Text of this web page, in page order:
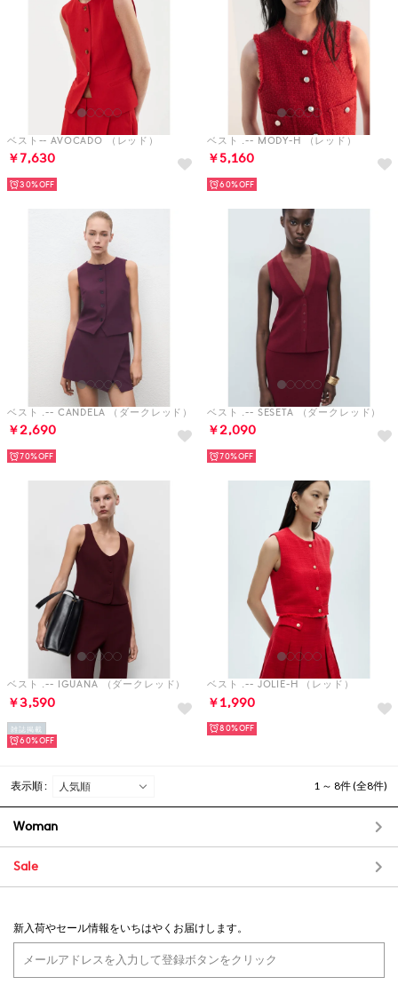
ベスト-- AVOCADO （レッド）
￥7,630
30%
ベスト .-- MODY-H （レッド）
￥5,160
60%
ベスト .-- CANDELA （ダークレッド）
￥2,690
70%
ベスト .-- SESETA （ダークレッド）
￥2,090
70%
ベスト .-- IGUANA （ダークレッド）
￥3,590
雑誌掲載
60%
ベスト .-- JOLIE-H （レッド）
￥1,990
80%
表示順 : 1 ～ 8件 (全8件)
Woman
Sale
新入荷やセール情報をいちはやくお届けします。